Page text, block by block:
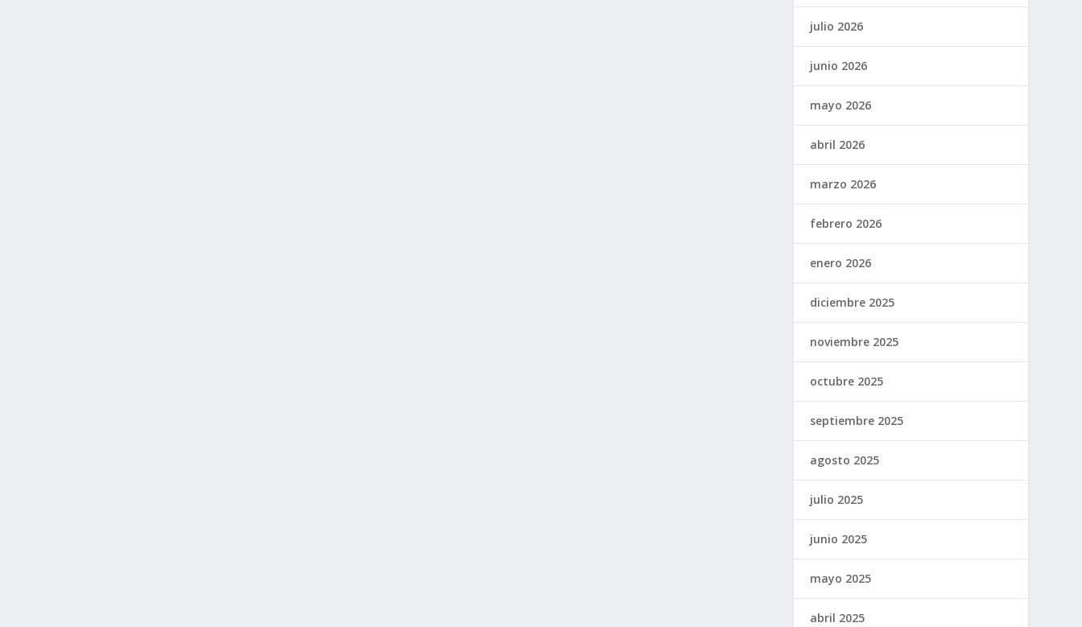
julio 2026
junio 2026
mayo 2026
abril 2026
marzo 2026
febrero 2026
enero 2026
diciembre 2025
noviembre 2025
octubre 2025
septiembre 2025
agosto 2025
julio 2025
junio 2025
mayo 2025
abril 2025